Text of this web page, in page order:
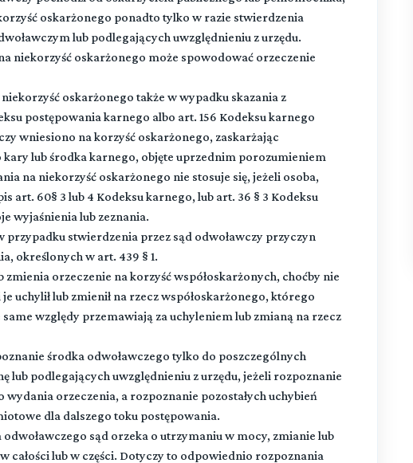
oskarżonego ponadto tylko w razie stwierdzenia
lub podlegających uwzględnieniu z urzędu.
niekorzyść oskarżonego może spowodować orzeczenie
oskarżonego także w wypadku skazania z
postępowania karnego albo art. 156 Kodeksu karnego
wniesiono na korzyść oskarżonego, zaskarżając
lub środka karnego, objęte uprzednim porozumieniem
na niekorzyść oskarżonego nie stosuje się, jeżeli osoba,
art. 60§ 3 lub 4 Kodeksu karnego, lub art. 36 § 3 Kodeksu
wyjaśnienia lub zeznania.
przypadku stwierdzenia przez sąd odwoławczy przyczyn
określonych w art. 439 § 1.
zmienia orzeczenie na korzyść współoskarżonych, choćby nie
uchylił lub zmienił na rzecz współoskarżonego, którego
względy przemawiają za uchyleniem lub zmianą na rzecz
środka odwoławczego tylko do poszczególnych
lub podlegających uwzględnieniu z urzędu, jeżeli rozpoznanie
orzeczenia, a rozpoznanie pozostałych uchybień
dla dalszego toku postępowania.
sąd orzeka o utrzymaniu w mocy, zmianie lub
całości lub w części. Dotyczy to odpowiednio rozpoznania